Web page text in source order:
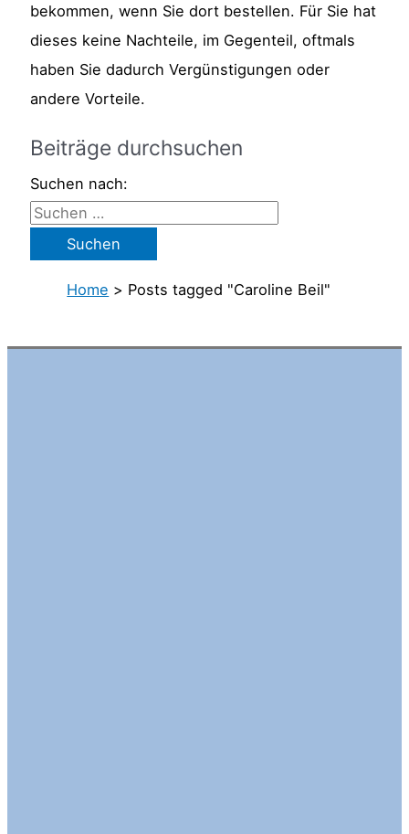
bekommen, wenn Sie dort bestellen. Für Sie hat
dieses keine Nachteile, im Gegenteil, oftmals
haben Sie dadurch Vergünstigungen oder
andere Vorteile.
Beiträge durchsuchen
Suchen nach:
Home > Posts tagged "Caroline Beil"